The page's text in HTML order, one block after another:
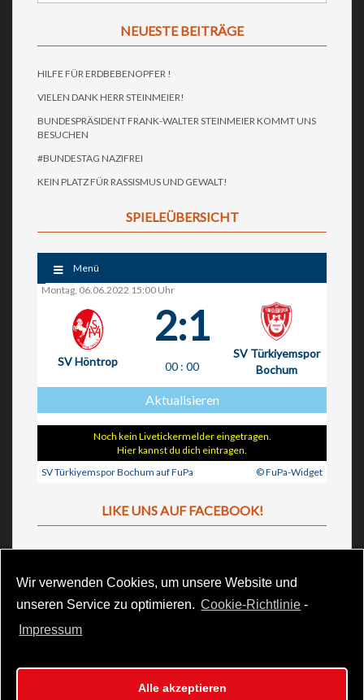
NEUESTE BEITRÄGE
HILFE FÜR ERDBEBENOPFER !
VIELEN DANK HERR STEINMEIER!
BUNDESPRÄSIDENT FRANK-WALTER STEINMEIER KOMMT UNS
BESUCHEN
#BUNDESTAG NAZIFREI
KEIN PLATZ FÜR RASSISMUS UND GEWALT!
SPIELEÜBERSICHT
Menü
Montag, 06.06.2022 15:00 Uhr
SV Höntrop
2:1
00 : 00
SV Türkiyemspor
Bochum
Aktualisieren
Noch kein Livetickermelder eingetragen.
Hier kannst du dich eintragen.
SV Türkiyemspor Bochum auf FuPa
© FuPa-Widget
LIKE UNS AUF FACEBOOK!
SV Türkiyemspor Bochum 1989 e.V. || Gahlenschestr. 111, 44809
Wir verwenden Cookies, um unsere Website und
unseren Service zu optimieren. Cookie-Richtlinie -
Impressum
Alle akzeptieren